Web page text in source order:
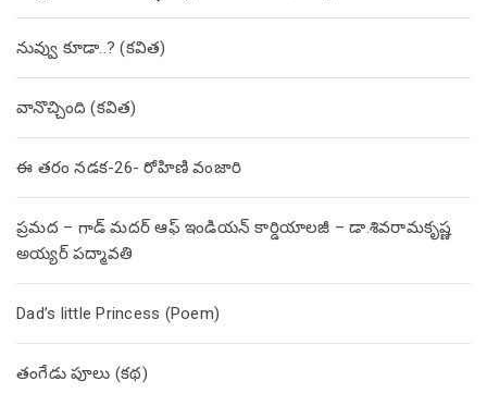
నువ్వు కూడా..? (కవిత)
వానొచ్చింది (కవిత)
ఈ తరం నడక-26- రోహిణి వంజారి
ప్రమద – గాడ్ మదర్ ఆఫ్ ఇండియన్ కార్డియాలజీ – డా.శివరామకృష్ణ
అయ్యర్ పద్మావతి
Dad’s little Princess (Poem)
తంగేడు పూలు (క‌థ‌)